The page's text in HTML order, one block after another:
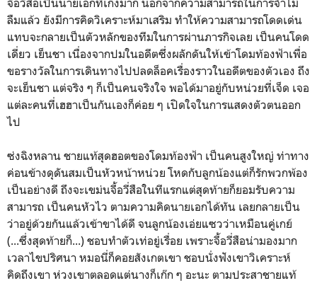
จี้อวี่สือเป็นนายเอกที่เก่งมาก นอกจากความสามารถในการจำไม่
ลืมแล้ว ยังมีการคิดวิเคราะห์มาเสริม ทำให้ความสามารถโดดเด่น
แทบจะกลายเป็นตัวหลักของทีมในการผ่านภารกิจเลย เป็นคนโดด
เดี่ยว เย็นชา เนื่องจากปมในอดีตซึ่งผลักดันให้เข้าโดมท้องฟ้าเพื่อ
ขอรางวัลในการเดินทางไปปลดล็อคเรื่องราวในอดีตของตัวเอง ถึง
จะเย็นชา แต่จริง ๆ ก็เป็นคนจริงใจ พอได้มาอยู่กับหน่วยที่เจ็ด เจอ
แต่ละคนที่เฮฮาเป็นกันเองก็ค่อย ๆ เปิดใจในการแสดงตัวตนออก
ไป
ซ่งฉิงหลาน ชายแท้สุดฮอตของโดมท้องฟ้า เป็นคนสูงใหญ่ ท่าทาง
ค่อนข้างดุดันสมเป็นหัวหน้าหน่วย โหดกับลูกน้องแต่ก็รักพวกพ้อง
เป็นอย่างดี ถึงจะเขม่นจี้อวี่สือในทีแรกแต่สุดท้ายก็ยอมรับความ
สามารถ เป็นคนหัวไว ตามความคิดนายเอกได้ทัน เลยกลายเป็น
ว่าอยู่ด้วยกันแล้วเข้าขาได้ดี จนลูกน้องเอ่ยแซวว่าเหมือนคู่เกย์
(...ซึ่งสุดท้ายก็...) ชอบทำตัวเท่อยู่เรื่อย เพราะจี้อวี่สือน่ามองมาก
เวลาไขปริศนา หมอนี่ก็คอยสังเกตเขา ชอบนั่งฟังเขาวิเคราะห์
คิดถึงเขา ห่วงเขาตลอดแต่นางก็เก๊ก ๆ อะนะ ตามประสาชายแท้